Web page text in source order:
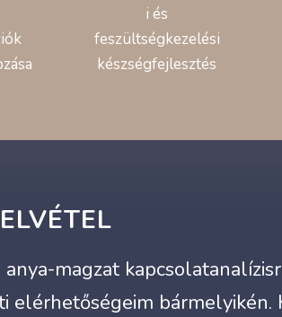
i és
feszültségkezelési
készségfejlesztés
magzat
bármelyikén.